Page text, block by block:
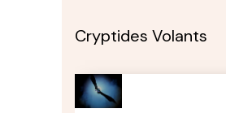
éventuelle
survivance
Cryptides Volants